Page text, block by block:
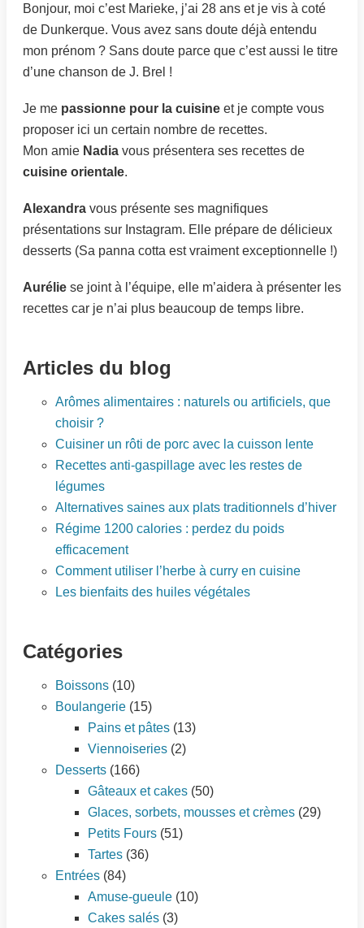
Bonjour, moi c’est Marieke, j’ai 28 ans et je vis à coté
de Dunkerque. Vous avez sans doute déjà entendu
mon prénom ? Sans doute parce que c’est aussi le titre
d’une chanson de J. Brel !
Je me passionne pour la cuisine et je compte vous
proposer ici un certain nombre de recettes.
Mon amie Nadia vous présentera ses recettes de
cuisine orientale.
Alexandra vous présente ses magnifiques
présentations sur Instagram. Elle prépare de délicieux
desserts (Sa panna cotta est vraiment exceptionnelle !)
Aurélie se joint à l’équipe, elle m’aidera à présenter les
recettes car je n’ai plus beaucoup de temps libre.
Articles du blog
Arômes alimentaires : naturels ou artificiels, que
choisir ?
Cuisiner un rôti de porc avec la cuisson lente
Recettes anti-gaspillage avec les restes de
légumes
Alternatives saines aux plats traditionnels d’hiver
Régime 1200 calories : perdez du poids
efficacement
Comment utiliser l’herbe à curry en cuisine
Les bienfaits des huiles végétales
Catégories
Boissons (10)
Boulangerie (15)
Pains et pâtes (13)
Viennoiseries (2)
Desserts (166)
Gâteaux et cakes (50)
Glaces, sorbets, mousses et crèmes (29)
Petits Fours (51)
Tartes (36)
Entrées (84)
Amuse-gueule (10)
Cakes salés (3)